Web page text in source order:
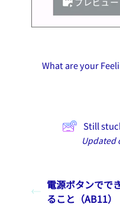
What are your
Still
Updated
電源ボタンでで
ること（AB11）